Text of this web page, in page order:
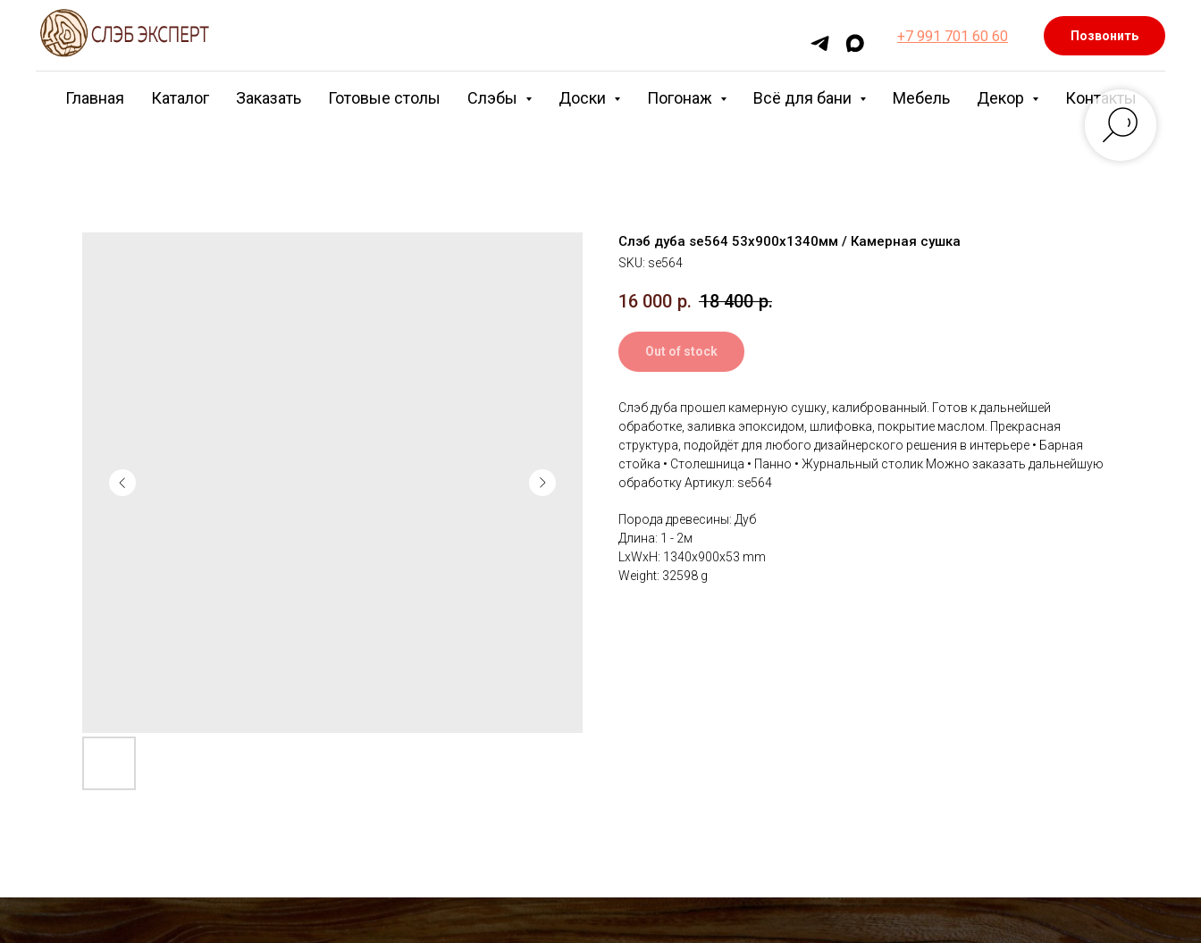
+7 991 701 60 60 Позвонить
Главная Каталог Заказать Готовые столы Слэбы Доски Погонаж Всё для бани Мебель Декор Контакты
Слэб дуба se564 53х900х1340мм / Камерная сушка
SKU: se564
16 000 р. 18 400 р.
Out of stock
Слэб дуба прошел камерную сушку, калиброванный. Готов к дальнейшей
обработке, заливка эпоксидом, шлифовка, покрытие маслом. Прекрасная
структура, подойдёт для любого дизайнерского решения в интерьере • Барная
стойка • Столешница • Панно • Журнальный столик Можно заказать дальнейшую
обработку Артикул: se564
Порода древесины: Дуб
Длина: 1 - 2м
LxWxH: 1340x900x53 mm
Weight: 32598 g